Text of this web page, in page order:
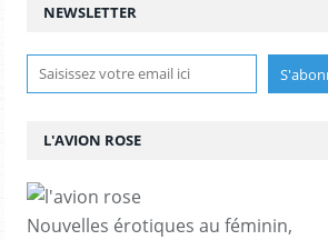
NEWSLETTER
L'AVION ROSE
Nouvelles érotiques au féminin,